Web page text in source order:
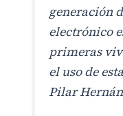
generación
electrónico
primeras
el uso de
Pilar